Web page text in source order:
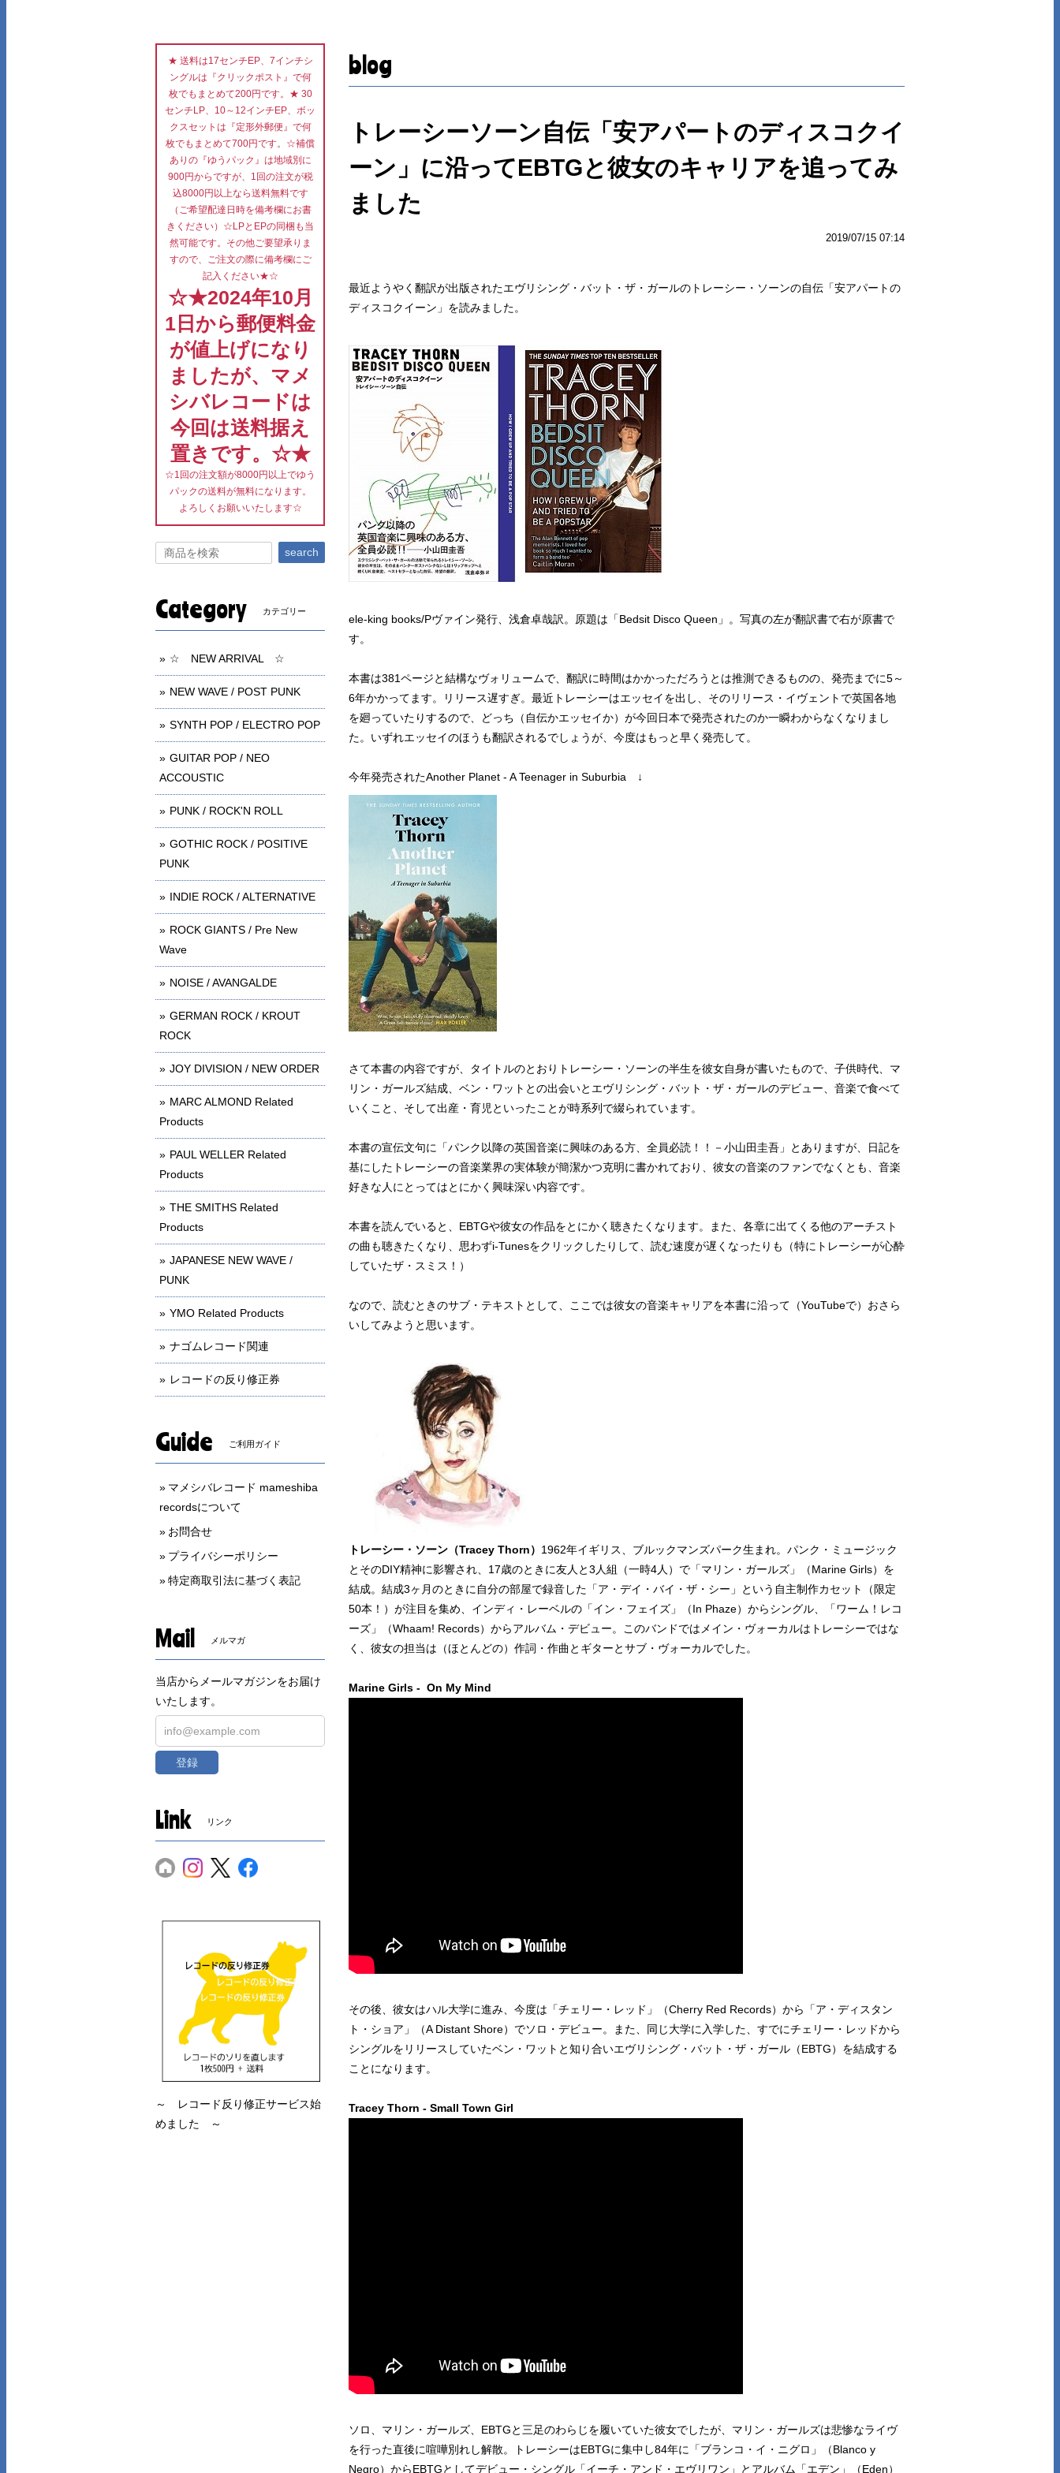
blog
トレーシーソーン自伝「安アパートのディスコクイ
ーン」に沿ってEBTGと彼女のキャリアを追ってみ
ました
2019/07/15 07:14
最近ようやく翻訳が出版されたエヴリシング・バット・ザ・ガールのトレーシー・ソーンの自伝「安アパートの
ディスコクイーン」を読みました。
ele-king books/Pヴァイン発行、浅倉卓哉訳。原題は「Bedsit Disco Queen」。写真の左が翻訳書で右が原書で
す。
本書は381ページと結構なヴォリュームで、翻訳に時間はかかっただろうとは推測できるものの、発売までに5～
6年かかってます。リリース遅すぎ。最近トレーシーはエッセイを出し、そのリリース・イヴェントで英国各地
を廻っていたりするので、どっち（自伝かエッセイか）が今回日本で発売されたのか一瞬わからなくなりまし
た。いずれエッセイのほうも翻訳されるでしょうが、今度はもっと早く発売して。
今年発売されたAnother Planet - A Teenager in Suburbia ↓
さて本書の内容ですが、タイトルのとおりトレーシー・ソーンの半生を彼女自身が書いたもので、子供時代、マ
リン・ガールズ結成、ベン・ワットとの出会いとエヴリシング・バット・ザ・ガールのデビュー、音楽で食べて
いくこと、そして出産・育児といったことが時系列で綴られています。
本書の宣伝文句に「パンク以降の英国音楽に興味のある方、全員必読！！－小山田圭吾」とありますが、日記を
基にしたトレーシーの音楽業界の実体験が簡潔かつ克明に書かれており、彼女の音楽のファンでなくとも、音楽
好きな人にとってはとにかく興味深い内容です。
本書を読んでいると、EBTGや彼女の作品をとにかく聴きたくなります。また、各章に出てくる他のアーチスト
の曲も聴きたくなり、思わずi-Tunesをクリックしたりして、読む速度が遅くなったりも（特にトレーシーが心酔
していたザ・スミス！）
なので、読むときのサブ・テキストとして、ここでは彼女の音楽キャリアを本書に沿って（YouTubeで）おさら
いしてみようと思います。
トレーシー・ソーン（Tracey Thorn） 1962年イギリス、ブルックマンズパーク生まれ。パンク・ミュージック
とそのDIY精神に影響され、17歳のときに友人と3人組（一時4人）で「マリン・ガールズ」（Marine Girls）を
結成。結成3ヶ月のときに自分の部屋で録音した「ア・デイ・バイ・ザ・シー」という自主制作カセット（限定
50本！）が注目を集め、インディ・レーベルの「イン・フェイズ」（In Phaze）からシングル、「ワーム！レコ
ーズ」（Whaam! Records）からアルバム・デビュー。このバンドではメイン・ヴォーカルはトレーシーではな
く、彼女の担当は（ほとんどの）作詞・作曲とギターとサブ・ヴォーカルでした。
Marine Girls - On My Mind
その後、彼女はハル大学に進み、今度は「チェリー・レッド」（Cherry Red Records）から「ア・ディスタン
ト・ショア」（A Distant Shore）でソロ・デビュー。また、同じ大学に入学した、すでにチェリー・レッドから
シングルをリリースしていたベン・ワットと知り合いエヴリシング・バット・ザ・ガール（EBTG）を結成する
ことになります。
Tracey Thorn - Small Town Girl
ソロ、マリン・ガールズ、EBTGと三足のわらじを履いていた彼女でしたが、マリン・ガールズは悲惨なライヴ
を行った直後に喧嘩別れし解散。トレーシーはEBTGに集中し84年に「ブランコ・イ・ニグロ」（Blanco y
Negro）からEBTGとしてデビュー・シングル「イーチ・アンド・エヴリワン」とアルバム「エデン」（Eden）
★ 送料は17センチEP、7インチシ
ングルは『クリックポスト』で何
枚でもまとめて200円です。★ 30
センチLP、10～12インチEP、ボッ
クスセットは『定形外郵便』で何
枚でもまとめて700円です。☆補償
ありの『ゆうパック』は地域別に
900円からですが、1回の注文が税
込8000円以上なら送料無料です
（ご希望配達日時を備考欄にお書
きください）☆LPとEPの同梱も当
然可能です。その他ご要望承りま
すので、ご注文の際に備考欄にご
記入ください★☆
☆★2024年10月
1日から郵便料金
が値上げになり
ましたが、マメ
シバレコードは
今回は送料据え
置きです。☆★
☆1回の注文額が8000円以上でゆう
パックの送料が無料になります。
よろしくお願いいたします☆
search
Category カテゴリー
☆ NEW ARRIVAL ☆
NEW WAVE / POST PUNK
SYNTH POP / ELECTRO POP
GUITAR POP / NEO
ACCOUSTIC
PUNK / ROCK'N ROLL
GOTHIC ROCK / POSITIVE
PUNK
INDIE ROCK / ALTERNATIVE
ROCK GIANTS / Pre New
Wave
NOISE / AVANGALDE
GERMAN ROCK / KROUT
ROCK
JOY DIVISION / NEW ORDER
MARC ALMOND Related
Products
PAUL WELLER Related
Products
THE SMITHS Related
Products
JAPANESE NEW WAVE /
PUNK
YMO Related Products
ナゴムレコード関連
レコードの反り修正券
Guide ご利用ガイド
マメシバレコード mameshiba
recordsについて
お問合せ
プライバシーポリシー
特定商取引法に基づく表記
Mail メルマガ
当店からメールマガジンをお届け
いたします。
登録
Link リンク
～ レコード反り修正サービス始
めました ～